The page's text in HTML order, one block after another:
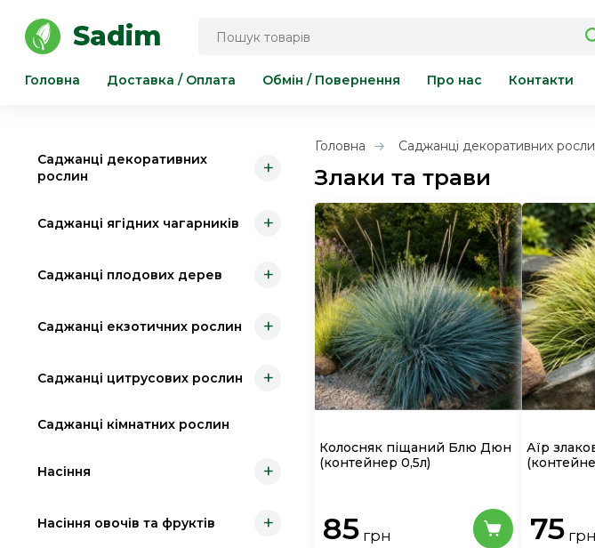
Sadim
Головна Доставка / Оплата Обмін / Повернення Про нас Контакти
Саджанці декоративних
рослин
+
Саджанці ягідних чагарників +
Саджанці плодових дерев +
Саджанці екзотичних рослин +
Саджанці цитрусових рослин +
Саджанці кімнатних рослин
Насіння +
Насіння овочів та фруктів +
Головна Саджанці декоративних
Злаки та трави
Колосняк піщаний Блю Дюн
(контейнер 0,5л)
85 грн
Аїр
75 грн